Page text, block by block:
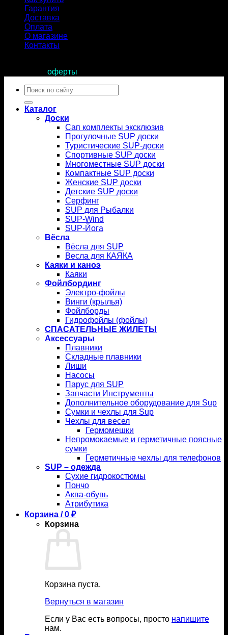
Гарантия
Доставка
Оплата
О магазине
Контакты
оферты
Искать:
Каталог
Доски
Сап комплекты эксклюзив
Прогулочные SUP доски
Туристические SUP-доски
Спортивные SUP доски
Многоместные SUP доски
Компактные SUP доски
Женские SUP доски
Детские SUP доски
Серфинг
SUP для Рыбалки
SUP-Wind
SUP-Йога
Вёсла
Вёсла для SUP
Весла для КАЯКА
Каяки и каноэ
Каяки
Фойлбординг
Электро-фойлы
Винги (крылья)
Фойлборды
Гидрофойлы (фойлы)
СПАСАТЕЛЬНЫЕ ЖИЛЕТЫ
Аксессуары
Плавники
Складные плавники
Лиши
Насосы
Парус для SUP
Запчасти Инструменты
Дополнительное оборудование для Sup
Сумки и чехлы для Sup
Чехлы для весел
Гермомешки
Непромокаемые и герметичные поясные
сумки
Герметичные чехлы для телефонов
SUP – одежда
Сухие гидрокостюмы
Пончо
Аква-обувь
Атрибутика
Корзина / 0 ₽
Корзина
Корзина пуста.
Вернуться в магазин
Если у Вас есть вопросы, просто напишите
нам.